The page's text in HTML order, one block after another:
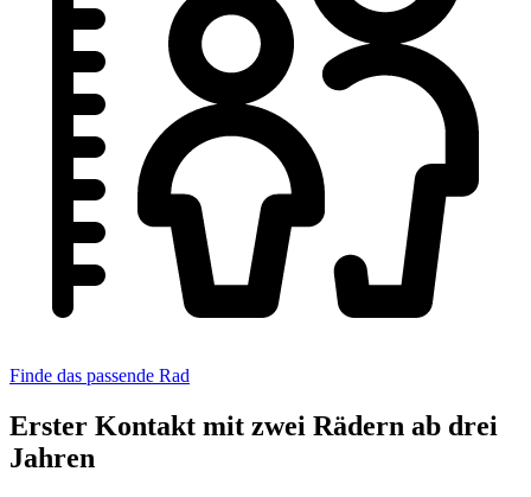
Finde das passende Rad
Erster Kontakt mit zwei Rädern ab drei
Jahren